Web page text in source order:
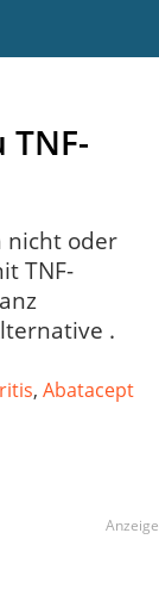
nicht oder
TNF-
.
, Abatacept